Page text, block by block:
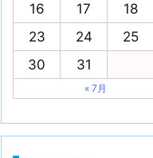
16
17 18
23
24 25
30
31
« 7月